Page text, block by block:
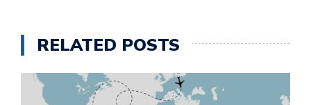
RELATED POSTS